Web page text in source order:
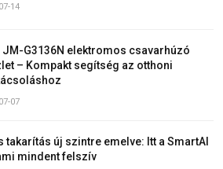
14
JM-G3136N elektromos csavarhúzó
– Kompakt segítség az otthoni
07
takarítás új szintre emelve: Itt a SmartAI
mindent felszív